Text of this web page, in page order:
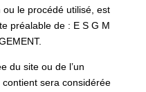
le procédé utilisé, est
préalable de : E S G M
du site ou de l’un
contient sera considérée